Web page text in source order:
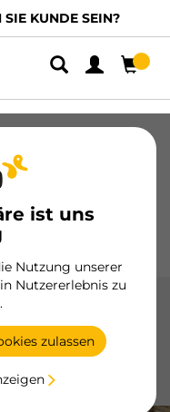
Vertriebshändler.
ist uns
Nutzung unserer
Nutzererlebnis zu
zulassen
einen sanften und